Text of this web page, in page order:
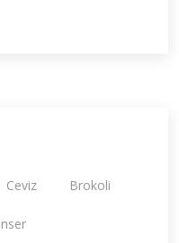
Ceviz Brokoli